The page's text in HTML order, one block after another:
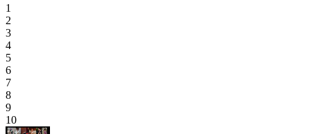
1
2
3
4
5
6
7
8
9
10